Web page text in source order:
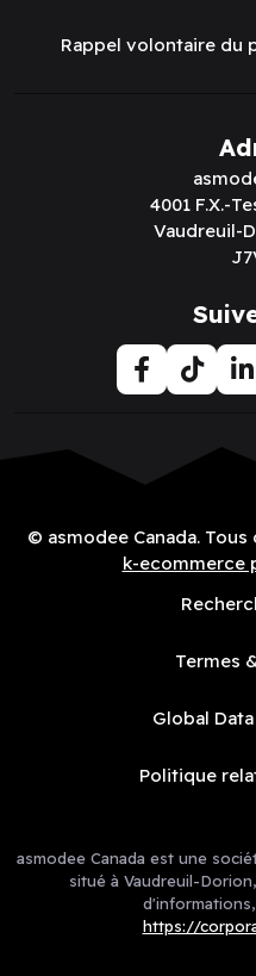
Rappel volontaire du
4001 F.X.-
Vaudreuil-
© asmodee Canada.
k-ecommerce
Termes
Global
Politique
asmodee Canada est une
situé à Vaudreuil-
https://